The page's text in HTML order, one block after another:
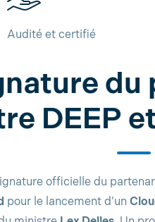
Audité et certifié
du
DEEP
officielle du
pour le lancement d’un